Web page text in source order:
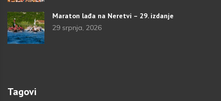
Maraton lađa na Neretvi – 29. izdanje
29 srpnja, 2026
Tagovi